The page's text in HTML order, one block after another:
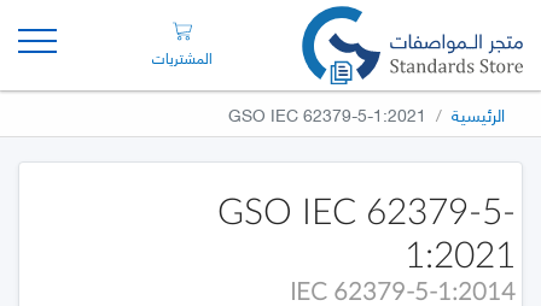
المشتريات
الرئيسية GSO IEC 62379-5-1:2021
GSO IEC 62379-5-
1:2021
IEC 62379-5-1:2014